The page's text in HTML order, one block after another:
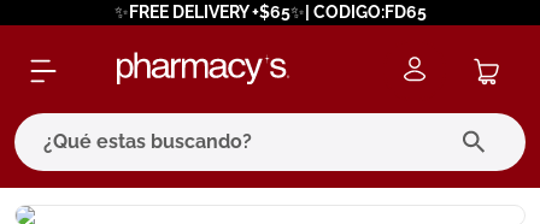
✨FREE DELIVERY +$65✨| CODIGO:FD65
¿Qué estas buscando?
términos más buscados